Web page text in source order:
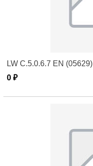
LW C.5.0.6.7 EN (05629)
0 ₽